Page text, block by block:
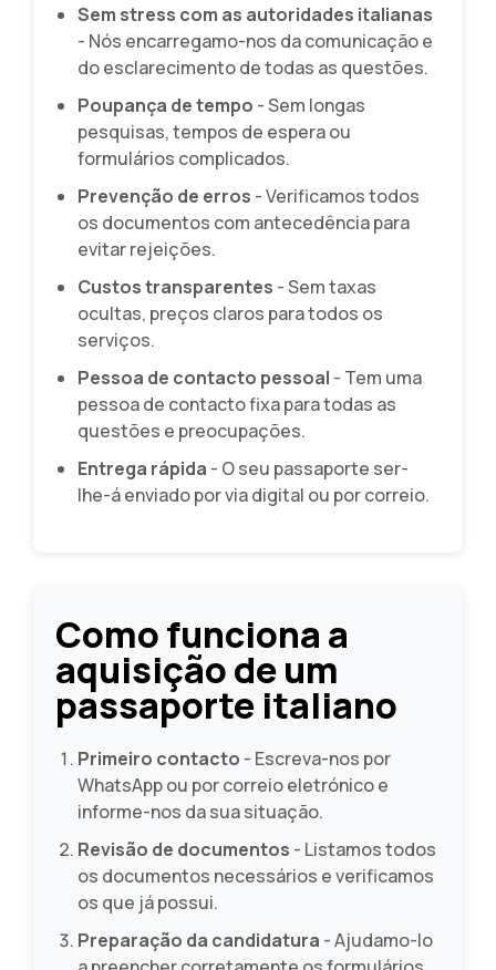
Sem stress com as autoridades italianas
- Nós encarregamo-nos da comunicação e
do esclarecimento de todas as questões.
Poupança de tempo - Sem longas
pesquisas, tempos de espera ou
formulários complicados.
Prevenção de erros - Verificamos todos
os documentos com antecedência para
evitar rejeições.
Custos transparentes - Sem taxas
ocultas, preços claros para todos os
serviços.
Pessoa de contacto pessoal - Tem uma
pessoa de contacto fixa para todas as
questões e preocupações.
Entrega rápida - O seu passaporte ser-
lhe-á enviado por via digital ou por correio.
Como funciona a
aquisição de um
passaporte italiano
Primeiro contacto - Escreva-nos por
WhatsApp ou por correio eletrónico e
informe-nos da sua situação.
Revisão de documentos - Listamos todos
os documentos necessários e verificamos
os que já possui.
Preparação da candidatura - Ajudamo-lo